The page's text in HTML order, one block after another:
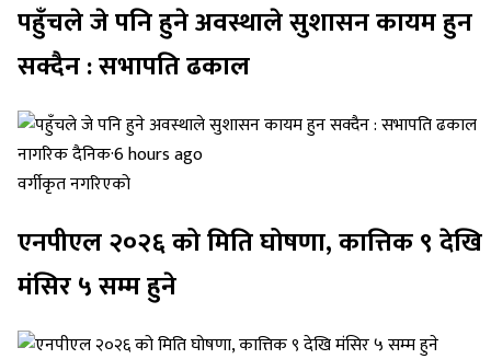
पहुँचले जे पनि हुने अवस्थाले सुशासन कायम हुन
सक्दैन : सभापति ढकाल
नागरिक दैनिक·6 hours ago
वर्गीकृत नगरिएको
एनपीएल २०२६ को मिति घोषणा, कात्तिक ९ देखि
मंसिर ५ सम्म हुने